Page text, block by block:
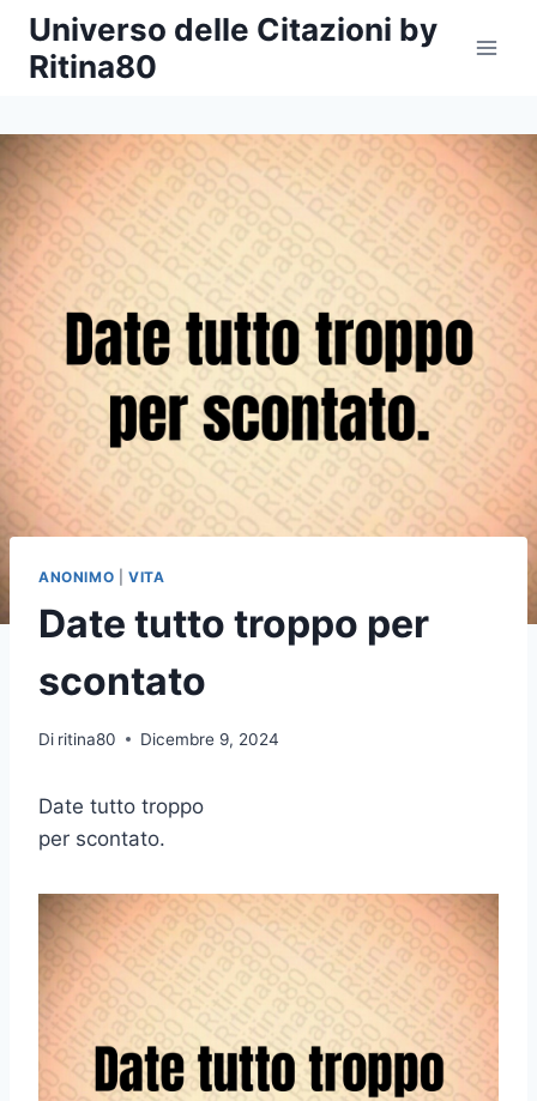
Salta
contenuto
Universo delle Citazioni by
Ritina80
ANONIMO VITA
Date tutto troppo per
scontato
Di ritina80 Dicembre 9, 2024
Date tutto troppo
per scontato.